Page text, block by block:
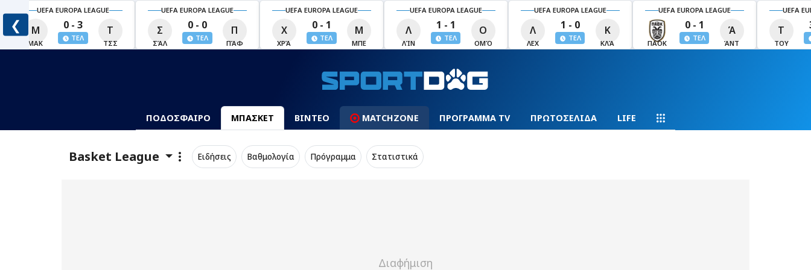
❮
UEFA EUROPA LEAGUE
Μ
ΜΑΚ
0 - 3
ΤΕΛ
Τ
ΤΣΣ
UEFA EUROPA LEAGUE
Σ
ΣΆΛ
0 - 0
ΤΕΛ
Π
ΠΆΦ
UEFA EUROPA LEAGUE
Χ
ΧΡΆ
0 - 1
ΤΕΛ
Μ
ΜΠΕ
UEFA EUROPA LEAGUE
Λ
ΛΊΝ
1 - 1
ΤΕΛ
Ο
ΟΜΌ
UEFA EUROPA LEAGUE
Λ
ΛΕΧ
1 - 0
ΤΕΛ
Κ
ΚΛΆ
UEFA EUROPA LEAGUE
ΠΑΟΚ
0 - 1
ΤΕΛ
Ά
ΆΝΤ
UEFA
Τ
ΤΟΥ
ΠΟΔΟΣΦΑΙΡΟ ΜΠΑΣΚΕΤ ΒΙΝΤΕΟ MATCHZONE ΠΡΟΓΡΑΜΜΑ TV ΠΡΩΤΟΣΕΛΙΔΑ LIFE
Basket League Ειδήσεις Βαθμολογία Πρόγραμμα Στατιστικά